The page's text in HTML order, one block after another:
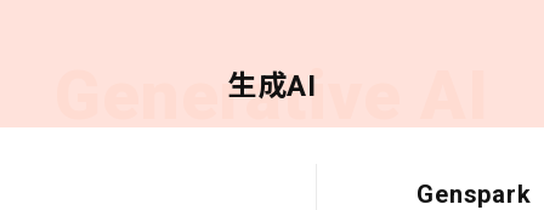
Generative AI
生成AI
Genspark